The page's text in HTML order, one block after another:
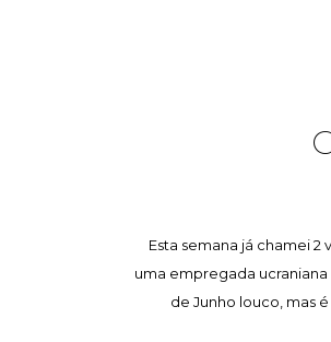
Esta semana já chamei
uma empregada ucraniana
de Junho louco, mas